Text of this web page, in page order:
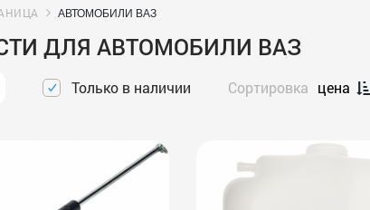
АВТОМОБИЛИ ВАЗ
ДЛЯ АВТОМОБИЛИ ВАЗ
Только в наличии Сортировка цена